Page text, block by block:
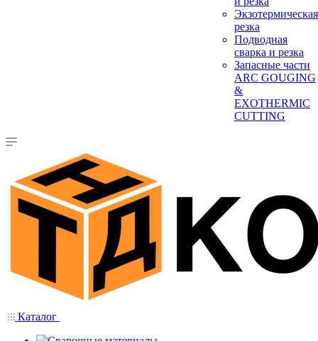
Экзотермическая
резка
Подводная
сварка и резка
Запасные части
ARC GOUGING
&
EXOTHERMIC
CUTTING
Каталог